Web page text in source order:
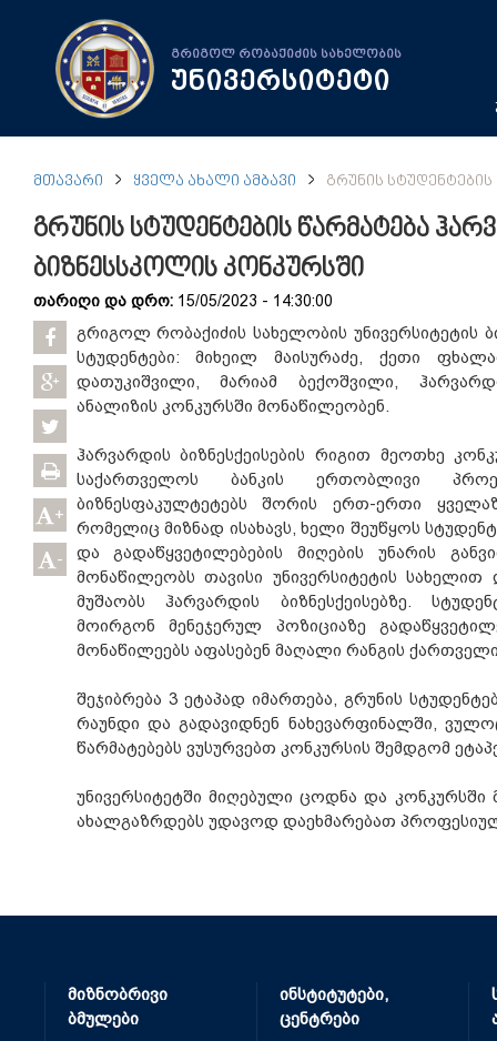
გრიგოლ რობაქიძის სახელობის
უნივერსიტეტი
ᲛᲗᲐᲕᲐᲠᲘ ᲧᲕᲔᲚᲐ ᲐᲮᲐᲚᲘ ᲐᲛᲑᲐᲕᲘ ᲒᲠᲣᲜᲘᲡ
გრუნის სტუდენტების წარმატება
ბიზნესსკოლის კონკურსში
თარიღი და დრო: 15/05/2023 - 14:30:00
+
-
გრიგოლ რობაქიძის სახელობის უნივერსიტეტის
სტუდენტები: მიხეილ მაისურაძე, ქეთი
დათუკიშვილი, მარიამ ბექოშვილი,
ანალიზის კონკურსში მონაწილეობენ.
ჰარვარდის ბიზნესქეისების რიგით მეოთხე
საქართველოს ბანკის ერთობლივი
ბიზნესფაკულტეტებს შორის ერთ-ერთი
რომელიც მიზნად ისახავს, ხელი შეუწყოს
და გადაწყვეტილებების მიღების უნარის
მონაწილეობს თავისი უნივერსიტეტის სახელით
მუშაობს ჰარვარდის ბიზნესქეისებზე.
მოირგონ მენეჯერულ პოზიციაზე
მონაწილეებს აფასებენ მაღალი რანგის
შეჯიბრება 3 ეტაპად იმართება, გრუნის
რაუნდი და გადავიდნენ ნახევარფინალში,
წარმატებებს ვუსურვებთ კონკურსის შემდგომ
უნივერსიტეტში მიღებული ცოდნა და
ახალგაზრდებს უდავოდ დაეხმარებათ
მიზნობრივი
ბმულები
ინსტიტუტები,
ცენტრები